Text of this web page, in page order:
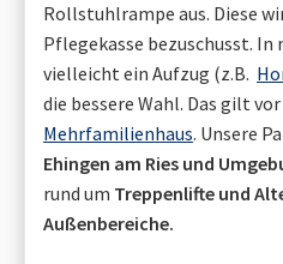
Rollstuhlrampe aus. Diese
Pflegekasse bezuschusst. In
vielleicht ein Aufzug (z.B.
die bessere Wahl. Das gilt
Mehrfamilienhaus. Unsere
Ehingen am Ries und
rund um Treppenlifte und
Außenbereiche.